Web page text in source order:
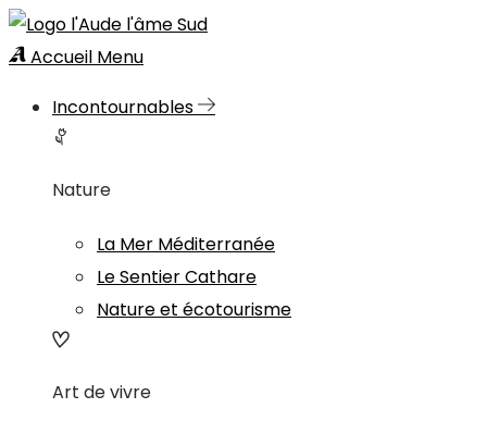
Accueil Menu
Incontournables
Nature
La Mer Méditerranée
Le Sentier Cathare
Nature et écotourisme
Art de vivre